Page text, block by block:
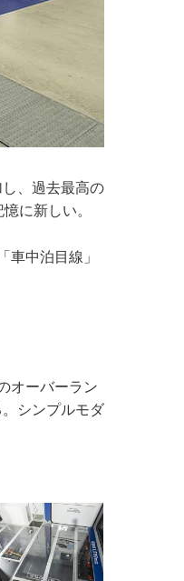
、過去最高の
に新しい。
中泊目線」
オーバーラン
シンプルモダ